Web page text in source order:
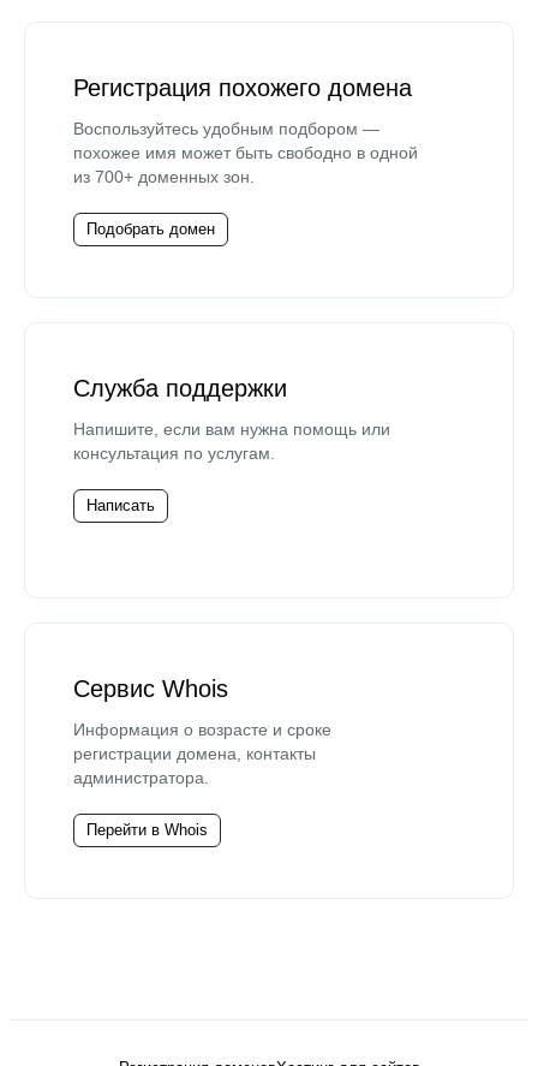
Регистрация похожего домена
Воспользуйтесь удобным подбором —
похожее имя может быть свободно в одной
из 700+ доменных зон.
Подобрать домен
Служба поддержки
Напишите, если вам нужна помощь или
консультация по услугам.
Написать
Сервис Whois
Информация о возрасте и сроке
регистрации домена, контакты
администратора.
Перейти в Whois